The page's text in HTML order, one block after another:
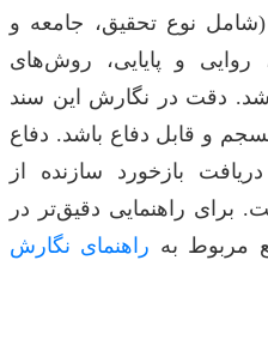
نوع تحقیق، جامعه و
روایی و پایایی، روش‌های
دقت در نگارش این سند
و قابل دفاع باشد. دفاع
بازخورد سازنده از
برای راهنمایی دقیق‌تر در
مربوط به راهنمای نگارش